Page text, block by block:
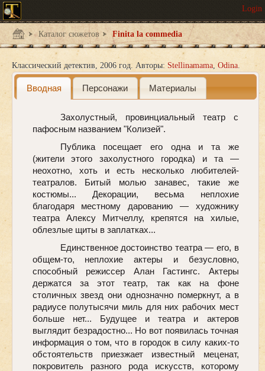
Каталог сюжетов Finita la commedia
Классический детектив 2006 год. Авторы: Stellinamama Odina
Вводная Персонажи Материалы
Захолустный, провинциальный театр с
пафосным названием "Колизей".
Публика посещает его одна и та же
(жители этого захолустного городка) и та —
неохотно, хоть и есть несколько любителей-
театралов. Битый молью занавес, такие же
костюмы... Декорации, весьма неплохие
благодаря местному дарованию — художнику
театра Алексу Митчеллу, крепятся на хилые,
облезлые щиты в заплатках...
Единственное достоинство театра — его, в
общем-то, неплохие актеры и безусловно,
способный режиссер Алан Гастингс. Актеры
держатся за этот театр, так как на фоне
столичных звезд они однозначно померкнут, а в
радиусе полутысячи миль для них рабочих мест
больше нет... Будущее и театра и актеров
выглядит безрадостно... Но вот появилась точная
информация о том, что в городок в силу каких-то
обстоятельств приезжает известный меценат,
покровитель разного рода искусств, которому